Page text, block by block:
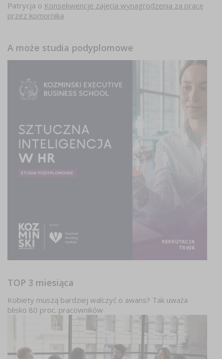
Patrycja o Konsekwencje zajęcia wynagrodzenia za pracę
przez komornika
A może studia podyplomowe
TOP 3 miesiąca
Kobiety muszą bardziej walczyć o awans? Tak uważa
blisko 80 proc. pracowników